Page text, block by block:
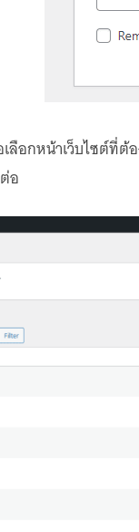
เลือกหน้าเว็บไซต์ที่
อ